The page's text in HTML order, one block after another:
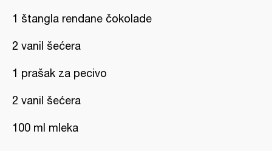
1 štangla rendane čokolade
2 vanil šećera
1 prašak za pecivo
2 vanil šećera
100 ml mleka